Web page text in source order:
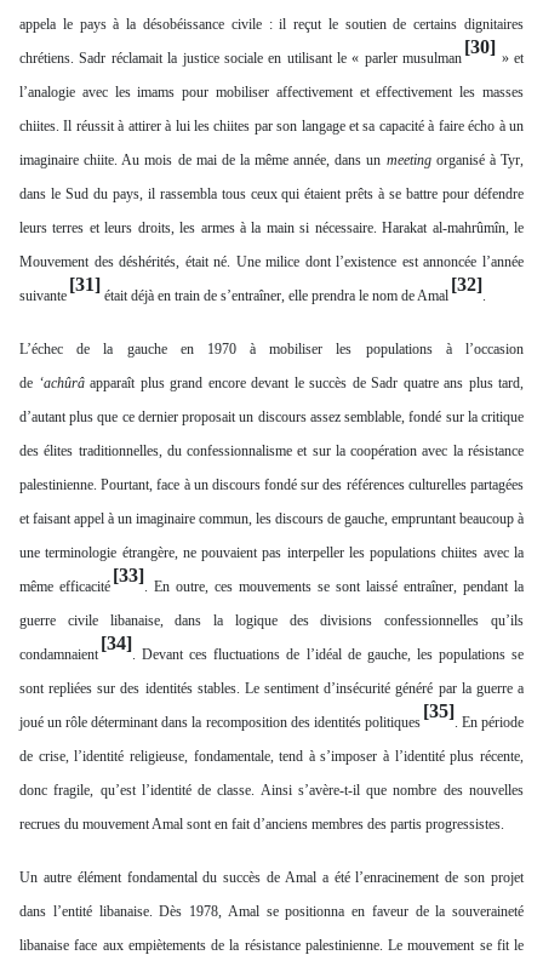
appela le pays à la désobéissance civile : il reçut le soutien de certains dignitaires
chrétiens. Sadr réclamait la justice sociale en utilisant le « parler musulman
[30]
» et
l’analogie avec les imams pour mobiliser affectivement et effectivement les masses
chiites. Il réussit à attirer à lui les chiites par son langage et sa capacité à faire écho à un
imaginaire chiite. Au mois de mai de la même année, dans un meetingorganisé à Tyr,
dans le Sud du pays, il rassembla tous ceux qui étaient prêts à se battre pour défendre
leurs terres et leurs droits, les armes à la main si nécessaire. Harakat al-mahrûmîn, le
Mouvement des déshérités, était né. Une milice dont l’existence est annoncée l’année
suivante
[31]
était déjà en train de s’entraîner, elle prendra le nom de Amal
[32]
.
L’échec de la gauche en 1970 à mobiliser les populations à l’occasion
de ‘achûrâapparaît plus grand encore devant le succès de Sadr quatre ans plus tard,
d’autant plus que ce dernier proposait un discours assez semblable, fondé sur la critique
des élites traditionnelles, du confessionnalisme et sur la coopération avec la résistance
palestinienne. Pourtant, face à un discours fondé sur des références culturelles partagées
et faisant appel à un imaginaire commun, les discours de gauche, empruntant beaucoup à
une terminologie étrangère, ne pouvaient pas interpeller les populations chiites avec la
même efficacité
[33]
. En outre, ces mouvements se sont laissé entraîner, pendant la
guerre civile libanaise, dans la logique des divisions confessionnelles qu’ils
condamnaient
[34]
. Devant ces fluctuations de l’idéal de gauche, les populations se
sont repliées sur des identités stables. Le sentiment d’insécurité généré par la guerre a
joué un rôle déterminant dans la recomposition des identités politiques
[35]
. En période
de crise, l’identité religieuse, fondamentale, tend à s’imposer à l’identité plus récente,
donc fragile, qu’est l’identité de classe. Ainsi s’avère-t-il que nombre des nouvelles
recrues du mouvement Amal sont en fait d’anciens membres des partis progressistes.
Un autre élément fondamental du succès de Amal a été l’enracinement de son projet
dans l’entité libanaise. Dès 1978, Amal se positionna en faveur de la souveraineté
libanaise face aux empiètements de la résistance palestinienne. Le mouvement se fit le